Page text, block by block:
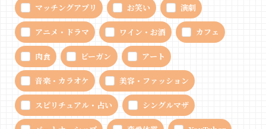
マッチングアプリ お笑い 演劇
アニメ・ドラマ ワイン・お酒 カフェ
肉食 ビーガン アート
音楽・カラオケ 美容・ファッション
スピリチュアル・占い シングルマザ